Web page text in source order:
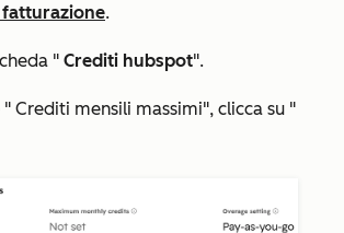
.
" Crediti hubspot".
" Crediti mensili massimi", clicca su "